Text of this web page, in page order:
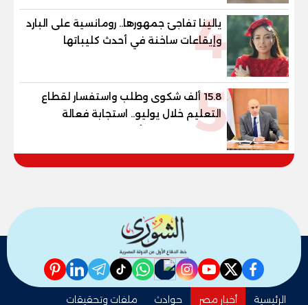
4
يالينا تفاجئ جمهورها.. رومانسية على البارد
وإيقاعات ساخنة في أحدث كليباتها
515.8 ألف شكوى وطلب واستفسار لقطاع
التعليم خلال يوليو.. استجابة فعالة
لشكاوى الطلاب وأولياء الأمور
facebook
twitter
youtube
instagram
nabd
whatsapp
tiktok
telegram
linkedin
pinterest
الرئيسية أخبار مصر حوادث ملفات وتحقيقات